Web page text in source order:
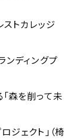
トカレッジ
ンディングプ
森を削って未
ジェクト」（椅